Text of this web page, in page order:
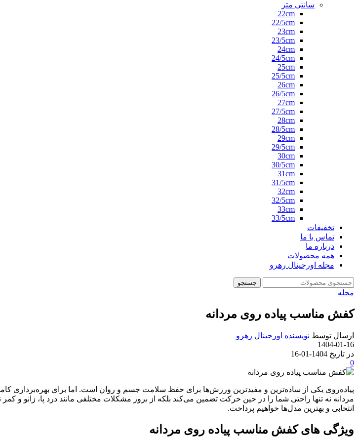
سانتی متر
22cm
22/5cm
23cm
23/5cm
24cm
24/5cm
25cm
25/5cm
26cm
26/5cm
27cm
27/5cm
28cm
28/5cm
29cm
29/5cm
30cm
30/5cm
31cm
31/5cm
32cm
32/5cm
33cm
33/5cm
تخفیفات
تماس با ما
درباره ما
همه محصولات
مجله اورجینال رهرو
جستجو
مجله
کفش مناسب پیاده روی مردانه
ارسال توسط نویسنده اورجینال رهرو
1404-01-16
در تاریخ 1404-01-16
0
پیاده‌روی یکی از ساده‌ترین و مفیدترین ورزش‌ها برای حفظ سلامت جسم و روان است. اما برای بهره‌برداری
مردانه نه تنها راحتی شما را در حین حرکت تضمین می‌کند بلکه از بروز مشکلات مختلفی مانند درد پا، زانو
انتخابی و بهترین مدل‌ها خواهیم پرداخت.
ویژگی های کفش مناسب پیاده روی مردانه